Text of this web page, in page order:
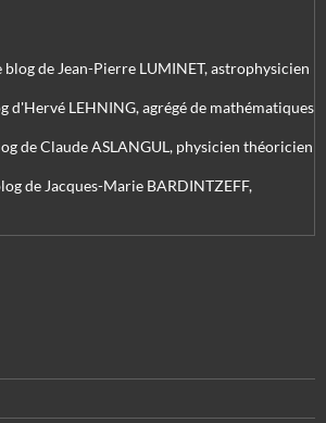
blog de Jean-Pierre LUMINET, astrophysicien
d'Hervé LEHNING, agrégé de mathématiques
de Claude ASLANGUL, physicien théoricien
de Jacques-Marie BARDINTZEFF,